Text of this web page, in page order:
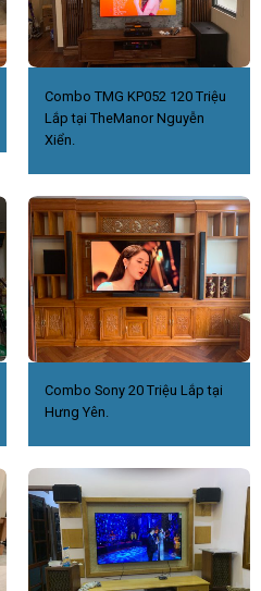
Combo TMG KP052 120 Triệu
Lắp tại TheManor Nguyễn
Xiển.
Combo Sony 20 Triệu Lắp tại
Hưng Yên.